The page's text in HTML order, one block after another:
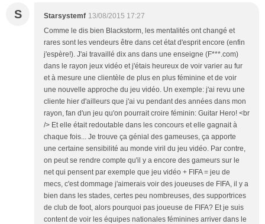
S Starsystemf 13/08/2015 17:27
Comme le dis bien Blackstorm, les mentalités ont changé et
rares sont les vendeurs être dans cet état d'esprit encore (enfin
j'espère!). J'ai travaillé dix ans dans une enseigne (F***.com)
dans le rayon jeux vidéo et j'étais heureux de voir varier au fur
et à mesure une clientèle de plus en plus féminine et de voir
une nouvelle approche du jeu vidéo. Un exemple: j'ai revu une
cliente hier d'ailleurs que j'ai vu pendant des années dans mon
rayon, fan d'un jeu qu'on pourrait croire féminin: Guitar Hero! <br
/> Et elle était redoutable dans les concours et elle gagnait à
chaque fois... Je trouve ça génial des gameuses, ça apporte
une certaine sensibilité au monde viril du jeu vidéo. Par contre,
on peut se rendre compte qu'il y a encore des gameurs sur le
net qui pensent par exemple que jeu vidéo + FIFA = jeu de
mecs, c'est dommage j'aimerais voir des joueuses de FIFA, il y a
bien dans les stades, certes peu nombreuses, des supportrices
de club de foot, alors pourquoi pas joueuse de FIFA? Et je suis
content de voir les équipes nationales féminines arriver dans le